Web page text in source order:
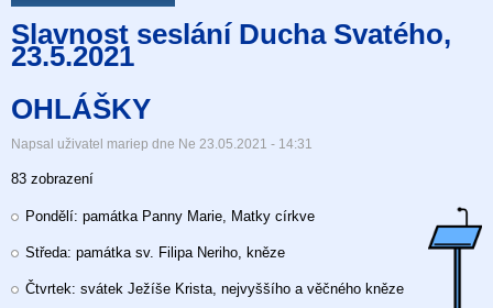
Slavnost seslání Ducha Svatého,
23.5.2021
OHLÁŠKY
Napsal uživatel mariep dne Ne 23.05.2021 - 14:31
83 zobrazení
Pondělí: památka Panny Marie, Matky církve
Středa: památka sv. Filipa Neriho, kněze
Čtvrtek: svátek Ježíše Krista, nejvyššího a věčného kněze